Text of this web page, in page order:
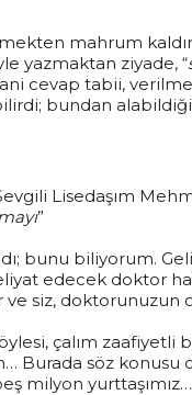
mahrum
yazmaktan ziyade, “
cevap tabii,
bundan
Lisedaşım
”
bunu biliyorum.
edecek doktor
ve siz, doktorunuzun
çalım zaafiyetli
Burada söz konusu
milyon yurttaşımız…